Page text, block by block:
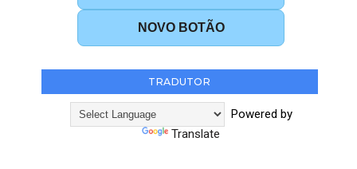
NOVO BOTÃO
TRADUTOR
Powered by
Translate